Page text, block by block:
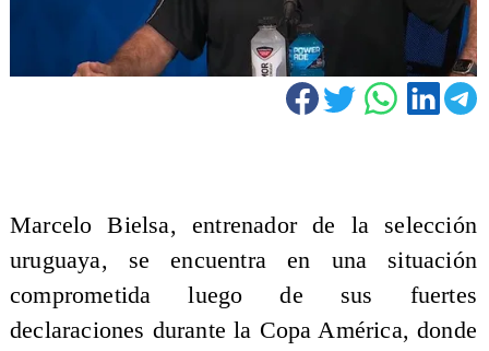
Marcelo Bielsa, entrenador de la selección
uruguaya, se encuentra en una situación
comprometida luego de sus fuertes
declaraciones durante la Copa América, donde